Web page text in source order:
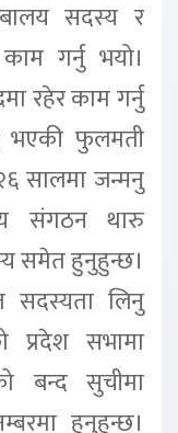
सदस्य र
गर्नु भयो।
रहेर काम गर्नु
भएकी फुलमती
सालमा जन्मनु
संगठन थारु
समेत हुनुहुन्छ।
सदस्यता लिनु
प्रदेश सभामा
बन्द सुचीमा
हुनुहुन्छ।